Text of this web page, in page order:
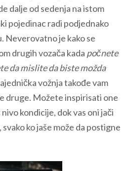
dalje od sedenja na istom
pojedinac radi podjednako
Neverovatno je kako se
drugih vozača kada počnete
da mislite da biste možda
vožnja takođe vam
druge. Možete inspirisati one
kondicije, dok vas oni jači
ko jaše može da postigne